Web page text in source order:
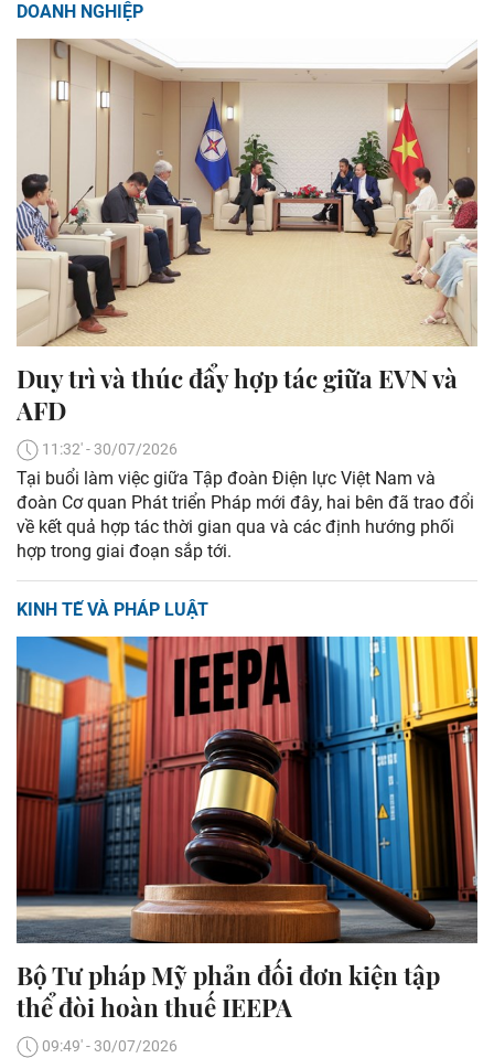
DOANH NGHIỆP
Duy trì và thúc đẩy hợp tác giữa EVN và
AFD
11:32' - 30/07/2026
Tại buổi làm việc giữa Tập đoàn Điện lực Việt Nam và
đoàn Cơ quan Phát triển Pháp mới đây, hai bên đã trao đổi
về kết quả hợp tác thời gian qua và các định hướng phối
hợp trong giai đoạn sắp tới.
KINH TẾ VÀ PHÁP LUẬT
Bộ Tư pháp Mỹ phản đối đơn kiện tập
thể đòi hoàn thuế IEEPA
09:49' - 30/07/2026